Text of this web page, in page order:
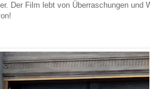
Der Film lebt von Überraschungen und